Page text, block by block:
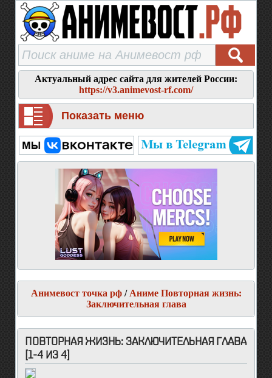
Актуальный адрес сайта для жителей России:
https://v3.animevost-rf.com/
Показать меню
Анимевост точка рф/ Аниме Повторная жизнь:
Заключительная глава
ПОВТОРНАЯ ЖИЗНЬ: ЗАКЛЮЧИТЕЛЬНАЯ ГЛАВА
[1-4 ИЗ 4]